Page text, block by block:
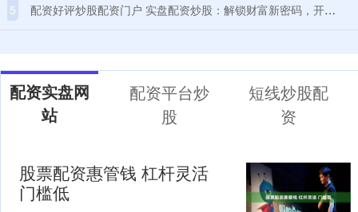
5 配资好评炒股配资门户 实盘配资炒股：解锁财富新密码，开启投资新征程
配资实盘网
站
配资平台炒
股
短线炒股配
资
股票配资惠管钱 杠杆灵活
门槛低